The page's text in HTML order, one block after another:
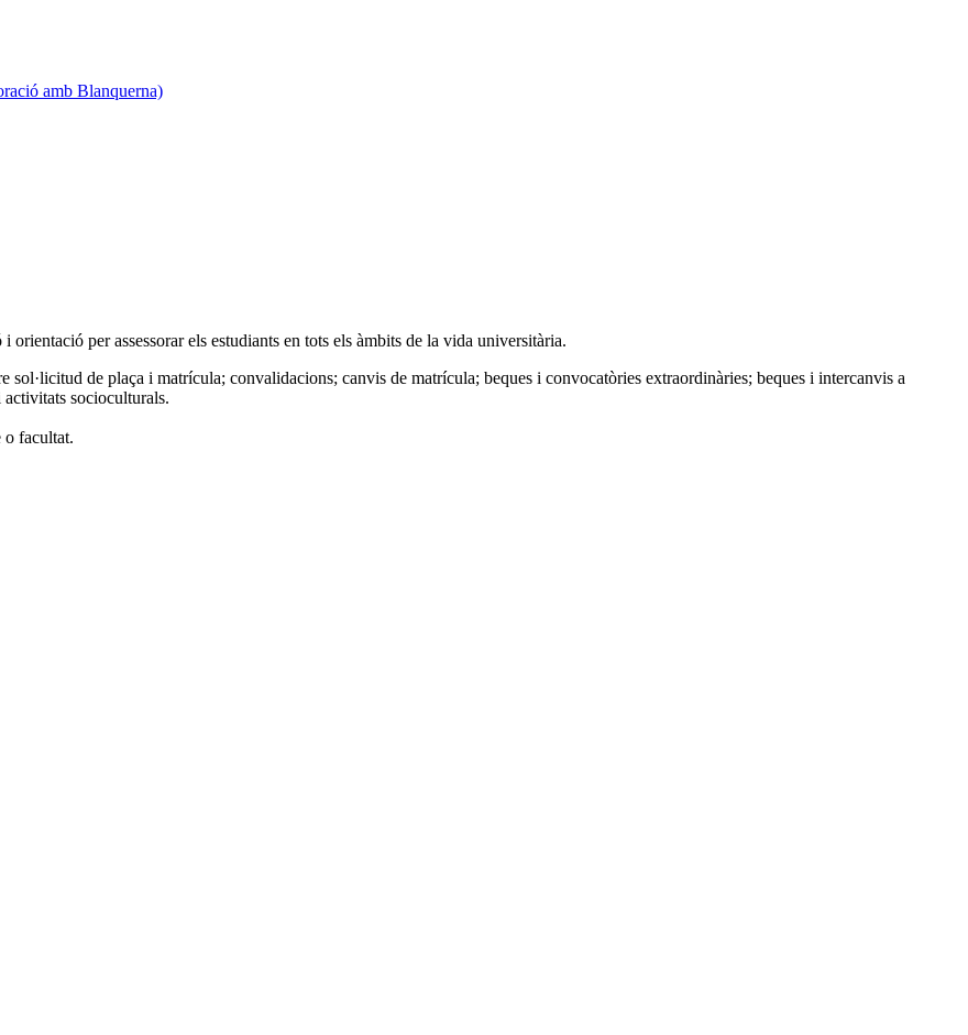
amb Blanquerna)
per assessorar els estudiants en tots els àmbits de la vida universitària.
de plaça i matrícula; convalidacions; canvis de matrícula; beques i convocatòries extraordinàries; beques i intercanvis a
socioculturals.
o facultat.